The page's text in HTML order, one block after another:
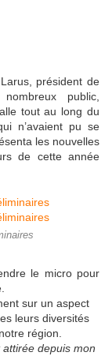
président de
public,
tout au long du
n’avaient pu se
les nouvelles
de cette année
le micro pour
sur un aspect
leurs diversités
région.
attirée depuis mon